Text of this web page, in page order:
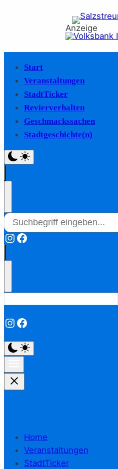
Anzeige
Start
Veranstaltungen
StadtTicker
Revierverhalten
Geschmackssachen
Stadtgeschichte(n)
Instagram
Facebook
Instagram
Facebook
Home
Veranstaltungen
StadtTicker